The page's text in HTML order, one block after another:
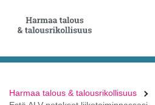
suoraan
sisältöön
sivuston
Harmaa talous & talousrikollisuus